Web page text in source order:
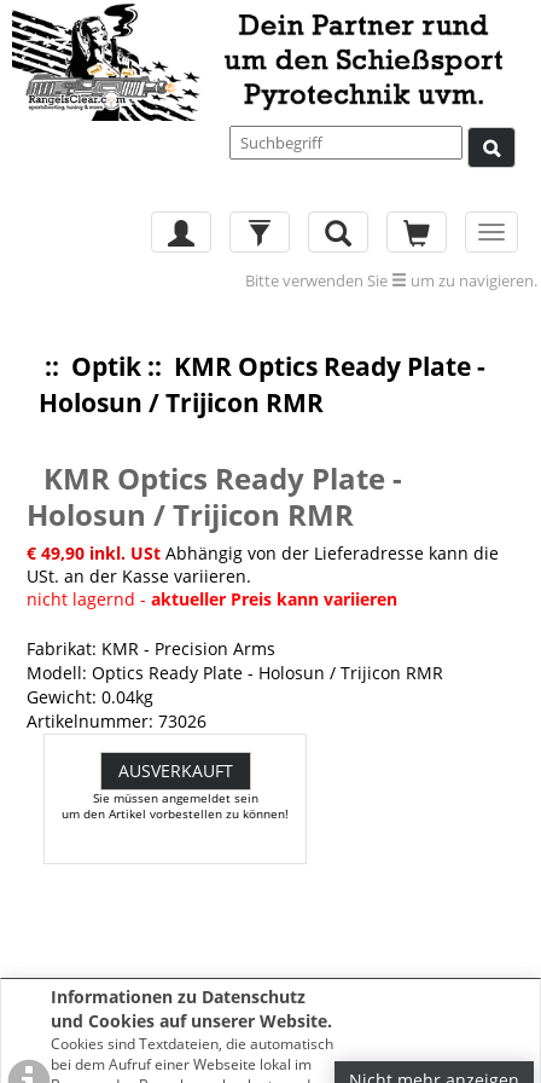
Informationen zu Datenschutz
und Cookies auf unserer Website.
Cookies sind Textdateien, die automatisch
bei dem Aufruf einer Webseite lokal im
Bitte verwenden Sie um zu navigieren.
:: Optik :: KMR Optics Ready Plate -
Holosun / Trijicon RMR
KMR Optics Ready Plate -
Holosun / Trijicon RMR
€ 49,90 inkl. USt Abhängig von der Lieferadresse kann die
USt. an der Kasse variieren.
nicht lagernd -aktueller Preis kann variieren
Fabrikat: KMR - Precision Arms
Modell: Optics Ready Plate - Holosun / Trijicon RMR
Gewicht: 0.04kg
Artikelnummer: 73026
AUSVERKAUFT
Sie müssen angemeldet sein
um den Artikel vorbestellen zu können!